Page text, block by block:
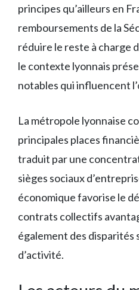
principes qu’ailleurs en
remboursements de la
réduire le reste à charge
le contexte lyonnais
notables qui influencent
La métropole lyonnaise
principales places
traduit par une
sièges sociaux
économique favorise le
contrats collectifs
également des disparités
d’activité.